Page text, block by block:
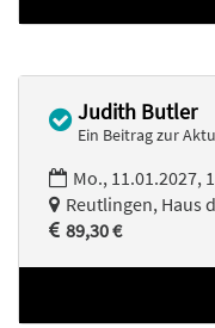
Judith Butler
Ein Beitrag zur
Mo., 11.01.2027,
Reutlingen, Haus
89,30 €